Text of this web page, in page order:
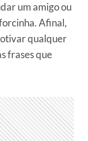
um amigo ou
Afinal,
qualquer
frases que